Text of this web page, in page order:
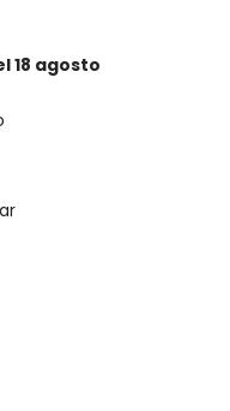
18 agosto